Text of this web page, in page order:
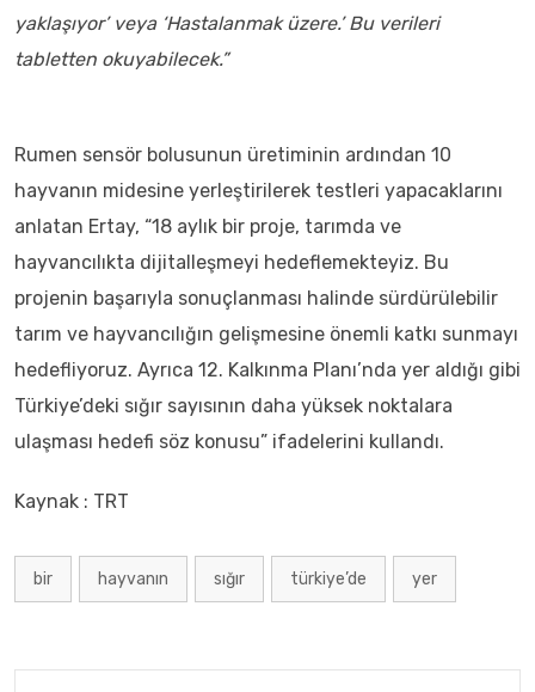
yaklaşıyor’ veya ‘Hastalanmak üzere.’ Bu verileri
tabletten okuyabilecek.”
Rumen sensör bolusunun üretiminin ardından 10
hayvanın midesine yerleştirilerek testleri yapacaklarını
anlatan Ertay, “18 aylık bir proje, tarımda ve
hayvancılıkta dijitalleşmeyi hedeflemekteyiz. Bu
projenin başarıyla sonuçlanması halinde sürdürülebilir
tarım ve hayvancılığın gelişmesine önemli katkı sunmayı
hedefliyoruz. Ayrıca 12. Kalkınma Planı’nda yer aldığı gibi
Türkiye’deki sığır sayısının daha yüksek noktalara
ulaşması hedefi söz konusu” ifadelerini kullandı.
Kaynak : TRT
bir hayvanın sığır türkiye’de yer